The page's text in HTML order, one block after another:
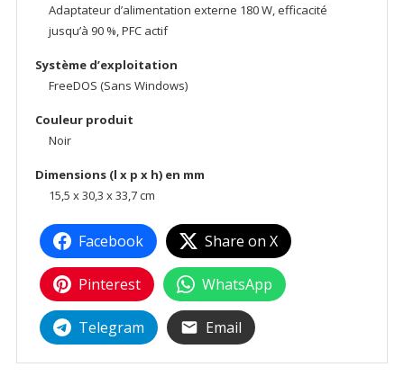
Adaptateur d’alimentation externe 180 W, efficacité
jusqu’à 90 %, PFC actif
Système d’exploitation
FreeDOS (Sans Windows)
Couleur produit
Noir
Dimensions (l x p x h) en mm
15,5 x 30,3 x 33,7 cm
Facebook Share on X
Pinterest WhatsApp
Telegram Email